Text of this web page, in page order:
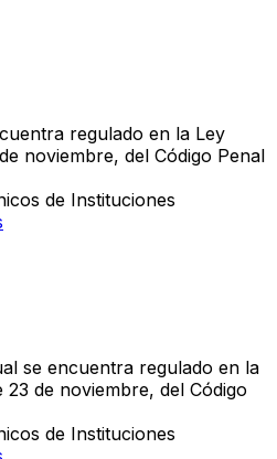
regulado en la Ley
noviembre, del Código Penal
de Instituciones
se encuentra regulado en la
23 de noviembre, del Código
de Instituciones